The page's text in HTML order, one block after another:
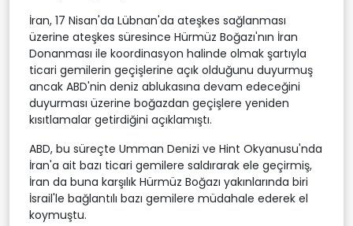
İran, 17 Nisan'da Lübnan'da ateşkes sağlanması
üzerine ateşkes süresince Hürmüz Boğazı'nın İran
Donanması ile koordinasyon halinde olmak şartıyla
ticari gemilerin geçişlerine açık olduğunu duyurmuş
ancak ABD'nin deniz ablukasına devam edeceğini
duyurması üzerine boğazdan geçişlere yeniden
kısıtlamalar getirdiğini açıklamıştı.
ABD, bu süreçte Umman Denizi ve Hint Okyanusu'nda
İran'a ait bazı ticari gemilere saldırarak ele geçirmiş,
İran da buna karşılık Hürmüz Boğazı yakınlarında biri
İsrail'le bağlantılı bazı gemilere müdahale ederek el
koymuştu.